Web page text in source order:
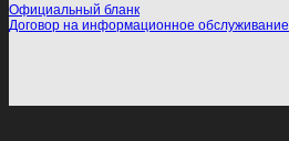
Официальный бланк
Договор на информационное обслуживание